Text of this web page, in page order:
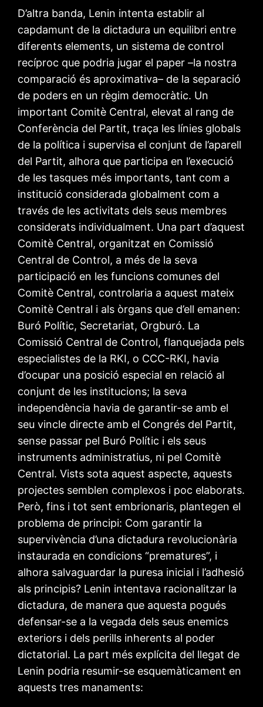
D’altra banda, Lenin intenta establir al
capdamunt de la dictadura un equilibri entre
diferents elements, un sistema de control
recíproc que podria jugar el paper –la nostra
comparació és aproximativa– de la separació
de poders en un règim democràtic. Un
important Comitè Central, elevat al rang de
Conferència del Partit, traça les línies globals
de la política i supervisa el conjunt de l’aparell
del Partit, alhora que participa en l’execució
de les tasques més importants, tant com a
institució considerada globalment com a
través de les activitats dels seus membres
considerats individualment. Una part d’aquest
Comitè Central, organitzat en Comissió
Central de Control, a més de la seva
participació en les funcions comunes del
Comitè Central, controlaria a aquest mateix
Comitè Central i als òrgans que d’ell emanen:
Buró Polític, Secretariat, Orgburó. La
Comissió Central de Control, flanquejada pels
especialistes de la RKI, o CCC-RKI, havia
d’ocupar una posició especial en relació al
conjunt de les institucions; la seva
independència havia de garantir-se amb el
seu vincle directe amb el Congrés del Partit,
sense passar pel Buró Polític i els seus
instruments administratius, ni pel Comitè
Central. Vists sota aquest aspecte, aquests
projectes semblen complexos i poc elaborats.
Però, fins i tot sent embrionaris, plantegen el
problema de principi: Com garantir la
supervivència d’una dictadura revolucionària
instaurada en condicions “prematures”, i
alhora salvaguardar la puresa inicial i l’adhesió
als principis? Lenin intentava racionalitzar la
dictadura, de manera que aquesta pogués
defensar-se a la vegada dels seus enemics
exteriors i dels perills inherents al poder
dictatorial. La part més explícita del llegat de
Lenin podria resumir-se esquemàticament en
aquests tres manaments: